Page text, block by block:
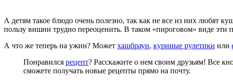
А детям такое блюдо очень полезно, так как не все из них любят
пользу вишни трудно переоценить. В таком «пироговом» виде
А что же теперь на ужин? Может хашбраун, куриные рулетики или
Понравился рецепт? Расскажите о нем своим друзьям! Все
сможете получать новые рецепты прямо на почту.